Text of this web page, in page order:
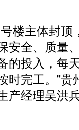
楼主体封
安全、质量
的投入，每
时完工。”
产经理吴洪